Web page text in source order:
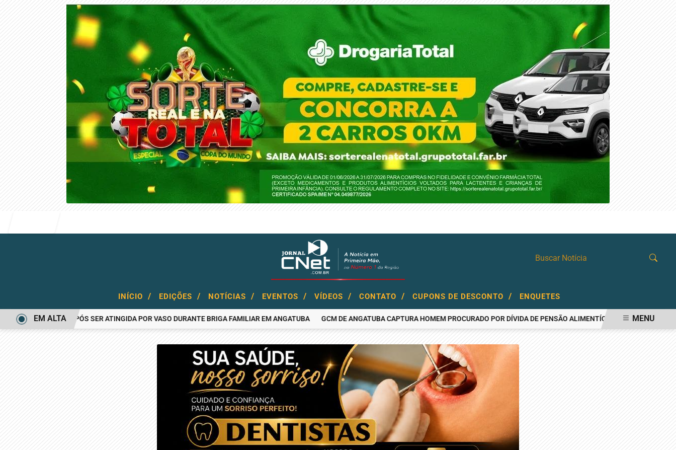
INÍCIO / EDIÇÕES / NOTÍCIAS / EVENTOS / VÍDEOS / CONTATO / CUPONS DE DESCONTO / ENQUETES
FICA FERIDA APÓS SER ATINGIDA POR VASO DURANTE BRIGA FAMILIAR EM ANGATUBA GCM DE ANGATUBA CAPTURA HOMEM PROCURADO POR DÍVIDA DE PENSÃO ALIMENTÍCIA AÇOUGUEIRO É
EM ALTA MENU